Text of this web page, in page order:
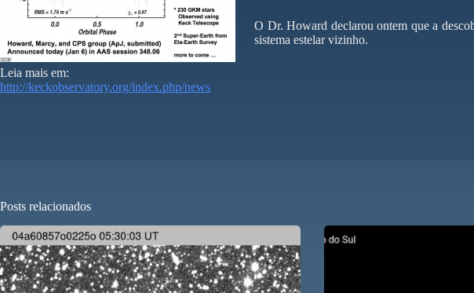
O Dr. Howard declarou ontem que a
sistema estelar vizinho.
Leia mais em:
http://keckobservatory.org/index.php/news
Posts relacionados